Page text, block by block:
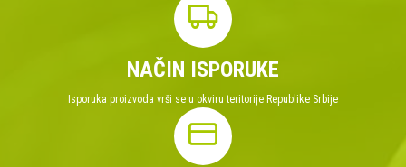
NAČIN ISPORUKE
Isporuka proizvoda vrši se u okviru teritorije Republike Srbije